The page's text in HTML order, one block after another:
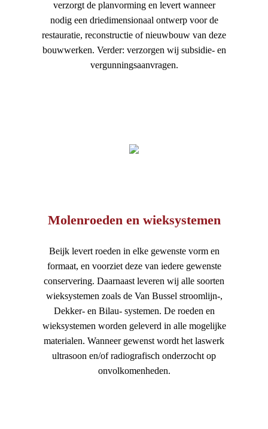
verzorgt de planvorming en levert wanneer
nodig een driedimensionaal ontwerp voor de
restauratie, reconstructie of nieuwbouw van deze
bouwwerken. Verder: verzorgen wij subsidie- en
vergunningsaanvragen.
Molenroeden en wieksystemen
Beijk levert roeden in elke gewenste vorm en
formaat, en voorziet deze van iedere gewenste
conservering. Daarnaast leveren wij alle soorten
wieksystemen zoals de Van Bussel stroomlijn-,
Dekker- en Bilau- systemen. De roeden en
wieksystemen worden geleverd in alle mogelijke
materialen. Wanneer gewenst wordt het laswerk
ultrasoon en/of radiografisch onderzocht op
onvolkomenheden.